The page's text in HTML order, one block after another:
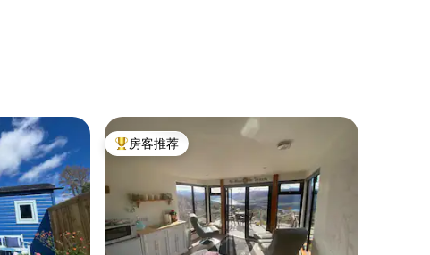
热门「房客推荐」
房客推荐